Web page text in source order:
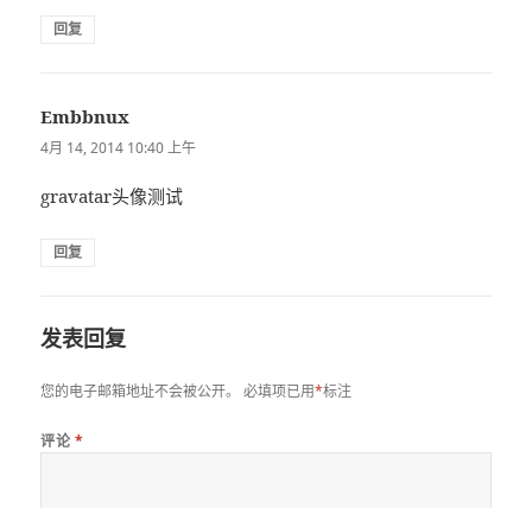
回复
Embbnux
道：
4月 14, 2014 10:40 上午
gravatar头像测试
回复
发表回复
您的电子邮箱地址不会被公开。 必填项已用*标注
评论 *